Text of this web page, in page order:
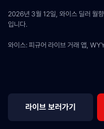
2026년 3월 12일, 와이스 딜러 월
입니다.
와이스: 피규어 라이브 거래 앱,
라이브 보러가기